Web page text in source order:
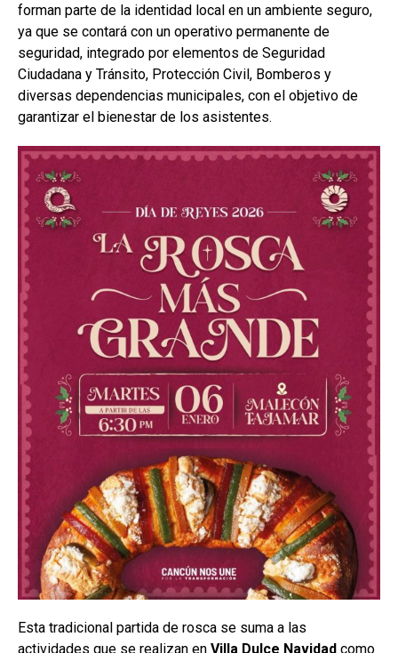
forman parte de la identidad local en un ambiente seguro,
ya que se contará con un operativo permanente de
seguridad, integrado por elementos de Seguridad
Ciudadana y Tránsito, Protección Civil, Bomberos y
diversas dependencias municipales, con el objetivo de
garantizar el bienestar de los asistentes.
Esta tradicional partida de rosca se suma a las
actividades que se realizan en Villa Dulce Navidad como